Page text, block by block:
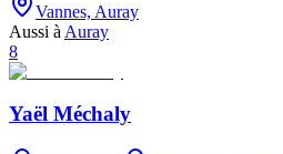
Vannes, Auray
Aussi à Auray
8
Yaël Méchaly